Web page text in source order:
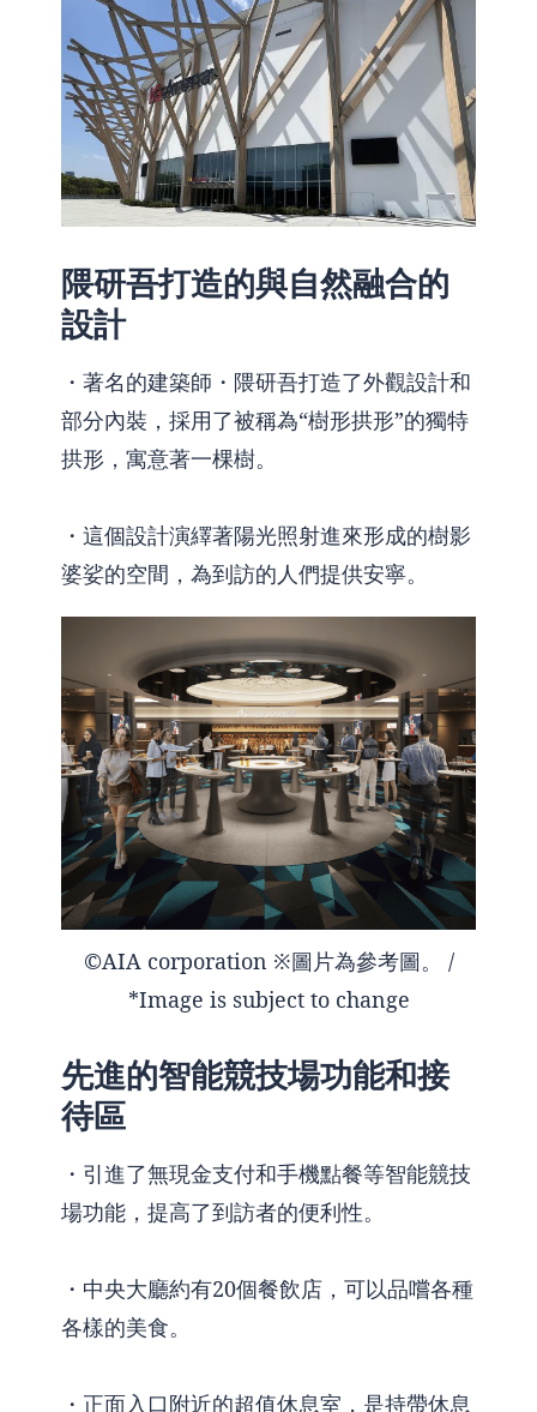
隈研吾打造的與自然融合的
設計
・著名的建築師・隈研吾打造了外觀設計和
部分內裝，採用了被稱為“樹形拱形”的獨特
拱形，寓意著一棵樹。
・這個設計演繹著陽光照射進來形成的樹影
婆娑的空間，為到訪的人們提供安寧。
©AIA corporation ※圖片為參考圖。 /
*Image is subject to change
先進的智能競技場功能和接
待區
・引進了無現金支付和手機點餐等智能競技
場功能，提高了到訪者的便利性。
・中央大廳約有20個餐飲店，可以品嚐各種
各樣的美食。
・正面入口附近的超值休息室，是持帶休息